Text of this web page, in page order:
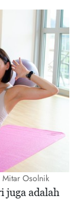
Osolnik
juga adalah